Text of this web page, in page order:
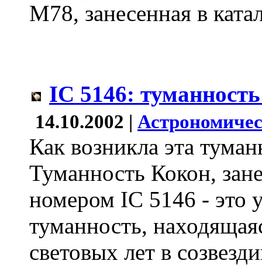
M78, занесенная в
IC 5146:
14.10.2002 |
Как возникла эта
Туманность Кокон,
номером IC 5146 - это
туманность,
световых лет в